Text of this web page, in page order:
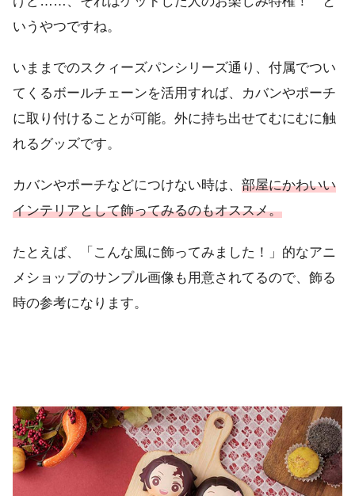
いうやつですね。
いままでのスクィーズパンシリーズ通り、付属でつい
てくるボールチェーンを活用すれば、カバンやポーチ
に取り付けることが可能。外に持ち出せてむにむに触
れるグッズです。
カバンやポーチなどにつけない時は、 部屋にかわいい
インテリアとして飾ってみるのもオススメ。
たとえば、「こんな風に飾ってみました！」的なアニ
メショップのサンプル画像も用意されてるので、飾る
時の参考になります。